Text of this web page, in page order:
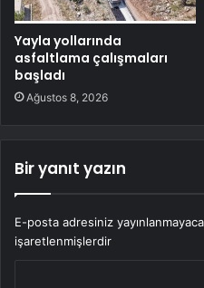
Yayla yollarında
asfaltlama çalışmaları
başladı
Ağustos 8, 2026
Bir yanıt yazın
E-posta adresiniz
işaretlenmişlerdir